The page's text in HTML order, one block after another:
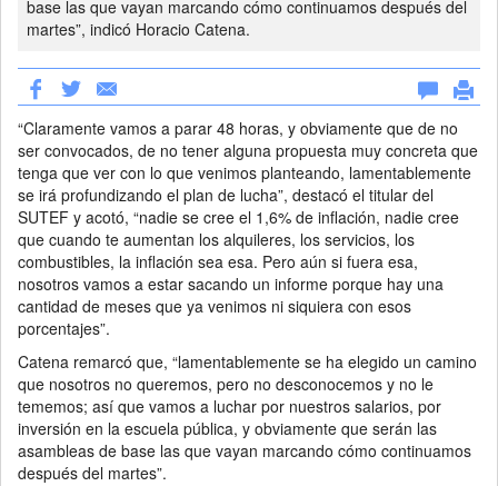
base las que vayan marcando cómo continuamos después del
martes”, indicó Horacio Catena.
“Claramente vamos a parar 48 horas, y obviamente que de no
ser convocados, de no tener alguna propuesta muy concreta que
tenga que ver con lo que venimos planteando, lamentablemente
se irá profundizando el plan de lucha”, destacó el titular del
SUTEF y acotó, “nadie se cree el 1,6% de inflación, nadie cree
que cuando te aumentan los alquileres, los servicios, los
combustibles, la inflación sea esa. Pero aún si fuera esa,
nosotros vamos a estar sacando un informe porque hay una
cantidad de meses que ya venimos ni siquiera con esos
porcentajes”.
Catena remarcó que, “lamentablemente se ha elegido un camino
que nosotros no queremos, pero no desconocemos y no le
tememos; así que vamos a luchar por nuestros salarios, por
inversión en la escuela pública, y obviamente que serán las
asambleas de base las que vayan marcando cómo continuamos
después del martes”.